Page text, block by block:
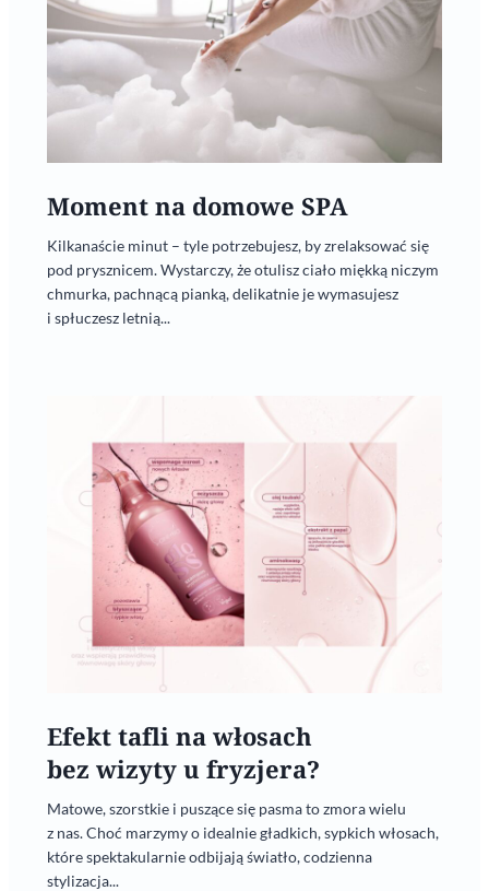
Moment na domowe SPA
Kilkanaście minut – tyle potrzebujesz, by zrelaksować się
pod prysznicem. Wystarczy, że otulisz ciało miękką niczym
chmurka, pachnącą pianką, delikatnie je wymasujesz
i spłuczesz letnią...
Efekt tafli na włosach
bez wizyty u fryzjera?
Matowe, szorstkie i puszące się pasma to zmora wielu
z nas. Choć marzymy o idealnie gładkich, sypkich włosach,
które spektakularnie odbijają światło, codzienna
stylizacja...